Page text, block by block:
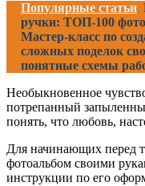
Популярные статьи
ручки: ТОП-100
Мастер-класс по
сложных поделок
понятные схемы
Необыкновенное
потрепанный
понять, что любовь,
Для начинающих перед
фотоальбом своими
инструкции по его